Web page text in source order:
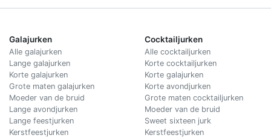
Galajurken
Alle galajurken
Lange galajurken
Korte galajurken
Grote maten galajurken
Moeder van de bruid
Lange avondjurken
Lange feestjurken
Kerstfeestjurken
Cocktailjurken
Alle cocktailjurken
Korte cocktailjurken
Korte galajurken
Korte avondjurken
Grote maten cocktailjurken
Moeder van de bruid
Sweet sixteen jurk
Kerstfeestjurken